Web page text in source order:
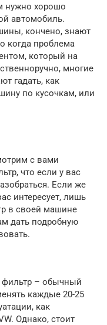
нужно хорошо
автомобиль.
кончено, знают
когда проблема
который на
многие
гадать, как
по кусочкам, или
с вами
что если у вас
Если же
интересует, лишь
в своей машине
дать подробную
фильтр – обычный
каждые 20-25
как
Однако, стоит